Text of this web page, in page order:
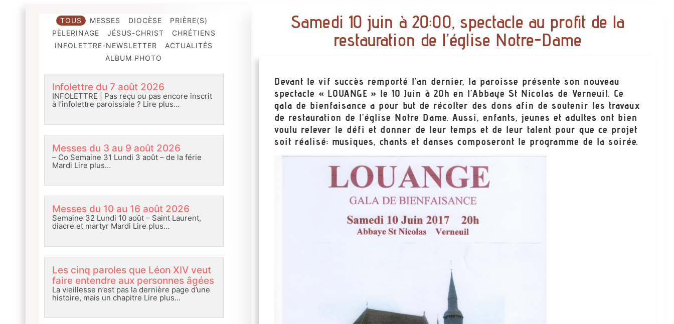
TOUS MESSES DIOCÈSE
PRIÈRE(S)
PÈLERINAGE
JÉSUS-CHRIST
CHRÉTIENS
INFOLETTRE-NEWSLETTER
ACTUALITÉS
ALBUM PHOTO
Infolettre du 7 août 2026
INFOLETTRE | Pas reçu ou pas encore inscrit
à l’infolettre paroissiale ? Lire plus…
Messes du 3 au 9 août 2026
– Co Semaine 31 Lundi 3 août – de la férie
Mardi Lire plus…
Messes du 10 au 16 août 2026
Semaine 32 Lundi 10 août – Saint Laurent,
diacre et martyr Mardi Lire plus…
Les cinq paroles que Léon XIV veut
faire entendre aux personnes âgées
La vieillesse n’est pas la dernière page d’une
histoire, mais un chapitre Lire plus…
Samedi 10 juin à 20:00, spectacle au profit de la
restauration de l’église Notre-Dame
Devant le vif succès remporté l’an dernier, la paroisse présente son nouveau
spectacle « LOUANGE » le 10 Juin à 20h en l’Abbaye St Nicolas de Verneuil. Ce
gala de bienfaisance a pour but de récolter des dons afin de soutenir les travaux
de restauration de l’église Notre Dame. Aussi, enfants, jeunes et adultes ont bien
voulu relever le défi et donner de leur temps et de leur talent pour que ce projet
soit réalisé: musiques, chants et danses composeront le programme de la soirée.